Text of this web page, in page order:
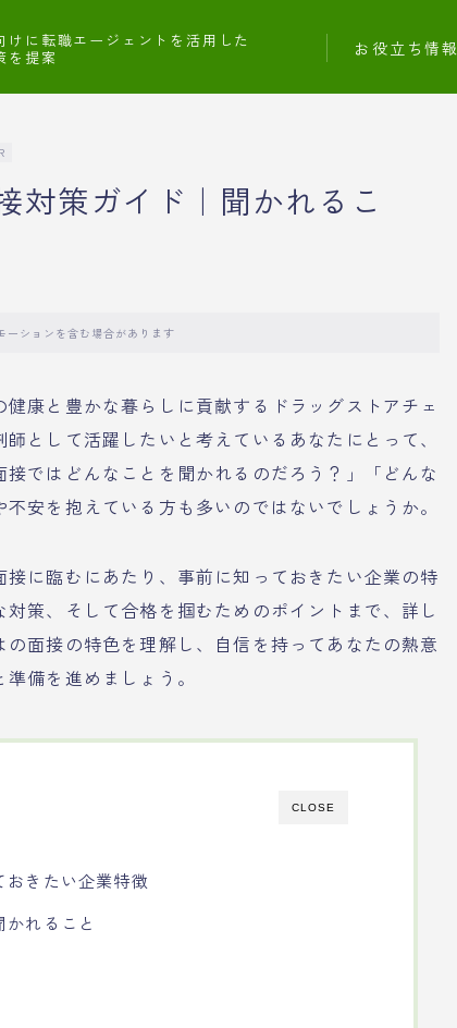
けに転職エージェントを活用した
を提案
お役立ち情報
対策ガイド｜聞かれるこ
ーションを含む場合があります
康と豊かな暮らしに貢献するドラッグストアチェ
として活躍したいと考えているあなたにとって、
ではどんなことを聞かれるのだろう？」「どんな
安を抱えている方も多いのではないでしょうか。
に臨むにあたり、事前に知っておきたい企業の特
策、そして合格を掴むためのポイントまで、詳し
面接の特色を理解し、自信を持ってあなたの熱意
備を進めましょう。
CLOSE
きたい企業特徴
れること